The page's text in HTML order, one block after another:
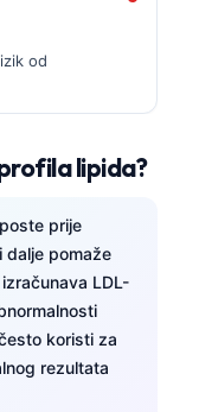
od
lipida?
prije
dalje pomaže
LDL-
koristi za
rezultata